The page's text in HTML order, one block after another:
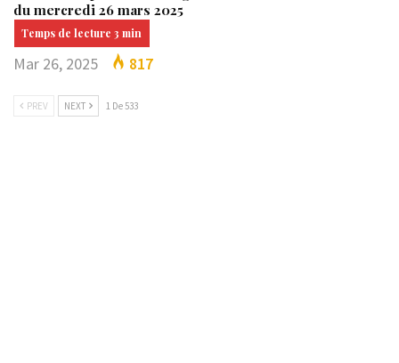
du mercredi 26 mars 2025
Mar 26, 2025 817
PREV NEXT 1 De 533